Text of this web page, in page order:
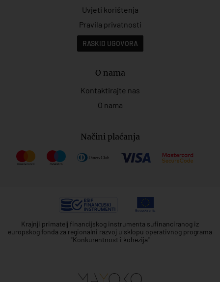
Uvjeti korištenja
Pravila privatnosti
RASKID UGOVORA
O nama
Kontaktirajte nas
O nama
Načini plaćanja
Krajnji primatelj financijskog instrumenta sufinanciranog iz
europskog fonda za regionalni razvoj u sklopu operativnog programa
"Konkurentnost i kohezija"